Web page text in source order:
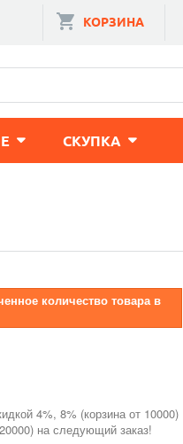
КОРЗИНА
CКУПКА
количество товара в
4%, 8% (корзина от 10000)
на следующий заказ!